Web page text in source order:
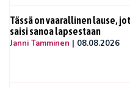
Tässä on vaarallinen lause,
saisi sanoa lapsestaan
Janni Tamminen | 08.08.2026